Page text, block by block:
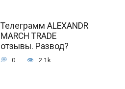
Телеграмм ALEXANDR
MARCH TRADE
отзывы. Развод?
0 2.1k.